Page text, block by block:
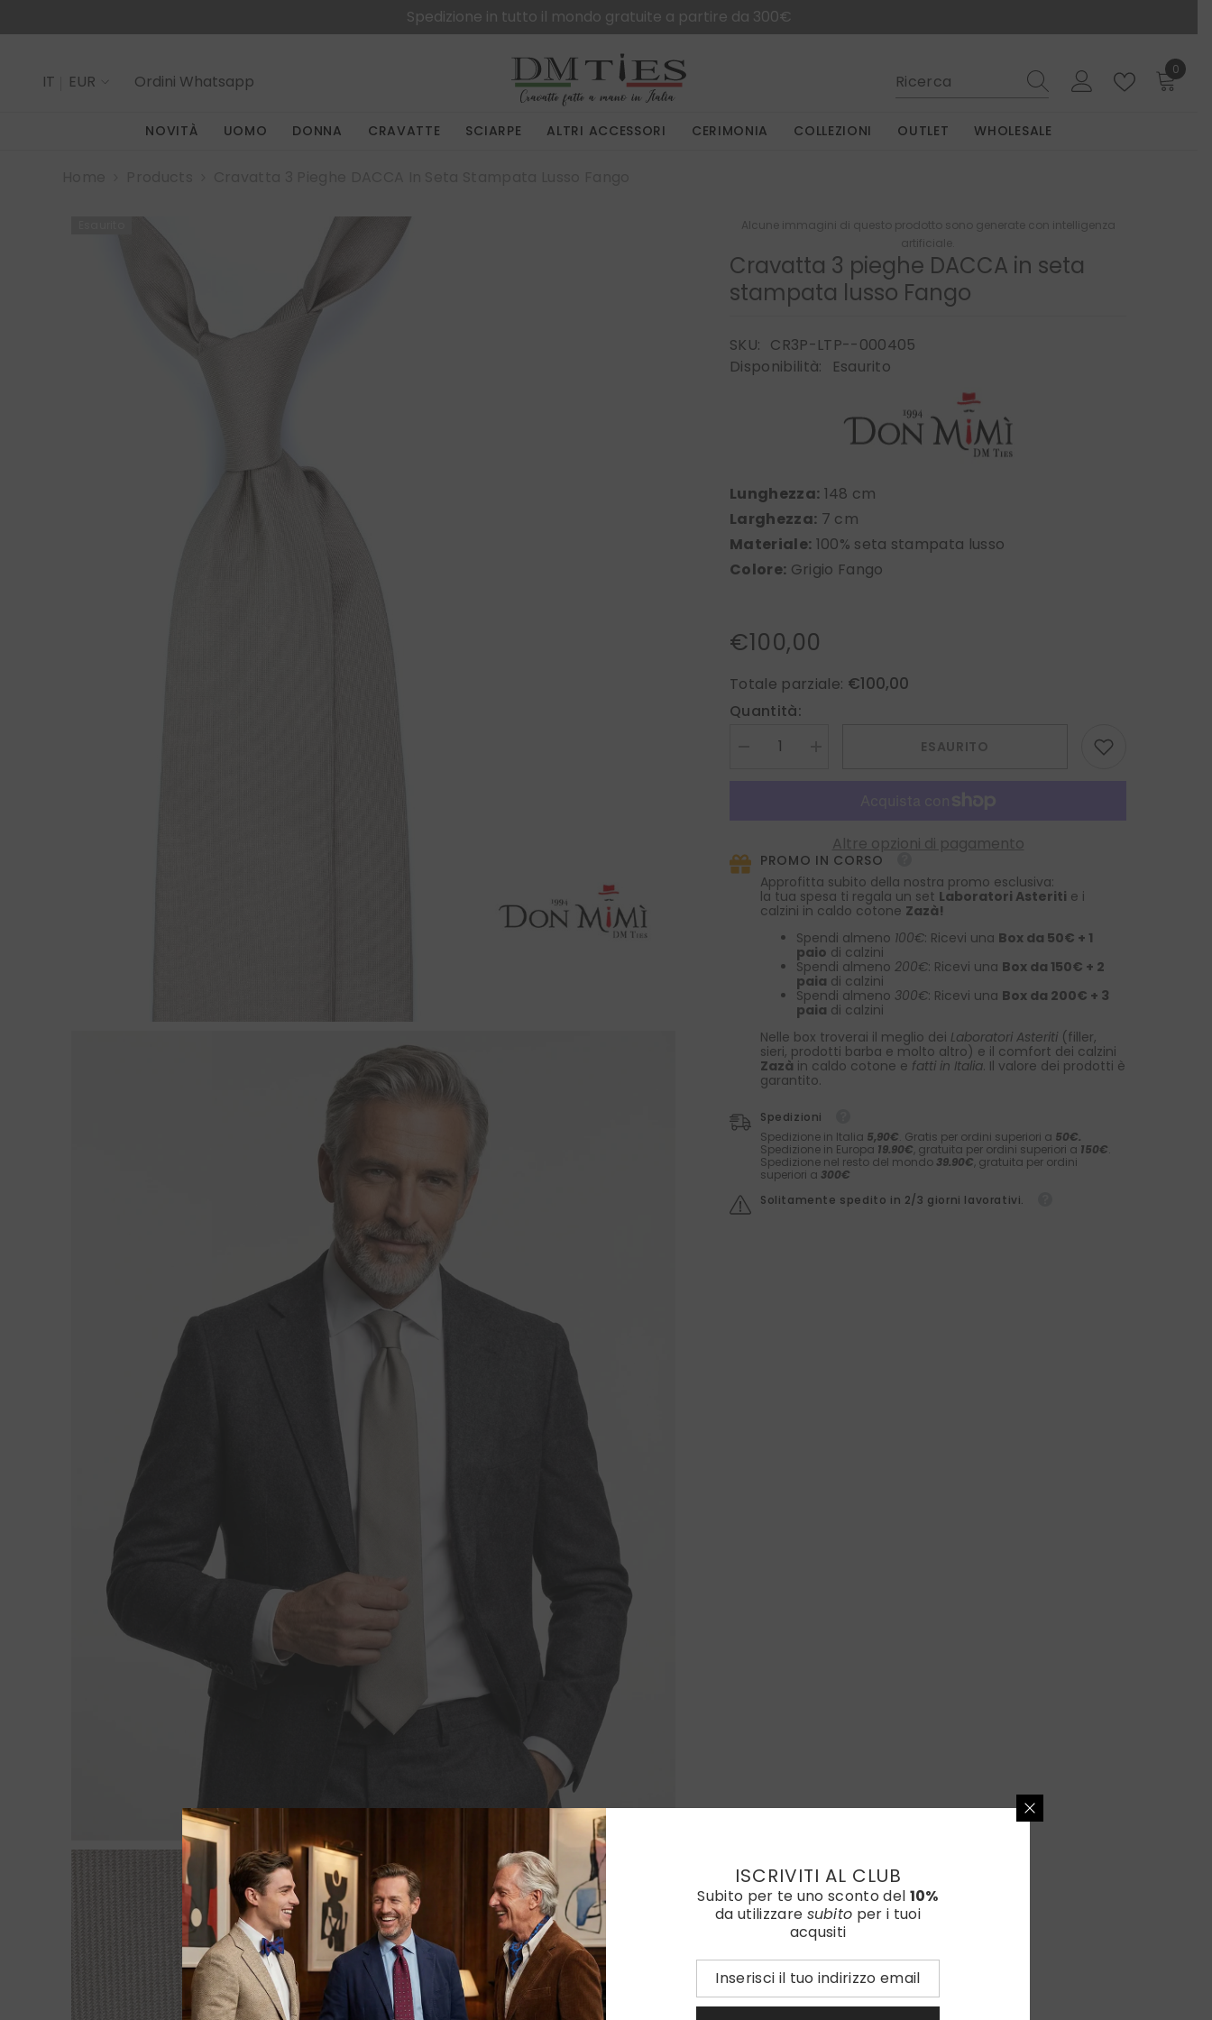
Spedizione in tutto il mondo gratuite a partire da 300€
IT
EUR Ordini Whatsapp
0
0
NOVITÀ UOMO DONNA CRAVATTE SCIARPE ALTRI ACCESSORI CERIMONIA COLLEZIONI OUTLET WHOLESALE
Alcune immagini di questo prodotto sono generate con intelligenza
artificiale.
Cravatta 3 pieghe DACCA in seta
stampata lusso Fango
SKU: CR3P-LTP--000405
Disponibilità:
Esaurito
Lunghezza: 148 cm
Larghezza: 7 cm
Materiale: 100% seta stampata lusso
Colore: Grigio Fango
€100,00
Totale parziale: €100,00
Quantità:
Diminuire
in
seta
stampata
lusso
Fango
DACCA
in
stampata
lusso
Fango
ESAURITO
Altre opzioni di pagamento
PROMO IN CORSO
Approfitta subito della nostra promo esclusiva:
la tua spesa ti regala un set Laboratori Asteriti e i
calzini in caldo cotone Zazà!
Spendi almeno 100€: Ricevi una Box da 50€ + 1
paio di calzini
Spendi almeno200€: Ricevi una Box da 150€ + 2
paia di calzini
Spendi almeno 300€: Ricevi una Box da 200€ + 3
paia di calzini
Nelle box troverai il meglio dei Laboratori Asteriti (filler,
sieri, prodotti barba e molto altro) e il comfort dei calzini
Zazà in caldo cotone e fatti in Italia. Il valore dei prodotti è
garantito.
Spedizioni
Spedizione in Italia 5,90€. Gratis per ordini superiori a 50€.
Spedizione in Europa 19.90€, gratuita per ordini superiori a 150€.
Spedizione nel resto del mondo 39.90€, gratuita per ordini
superiori a 300€
Solitamente spedito in 2/3 giorni lavorativi.
ISCRIVITI AL CLUB
Subito per te uno sconto del 10%
da utilizzare subito per i tuoi
acqusiti